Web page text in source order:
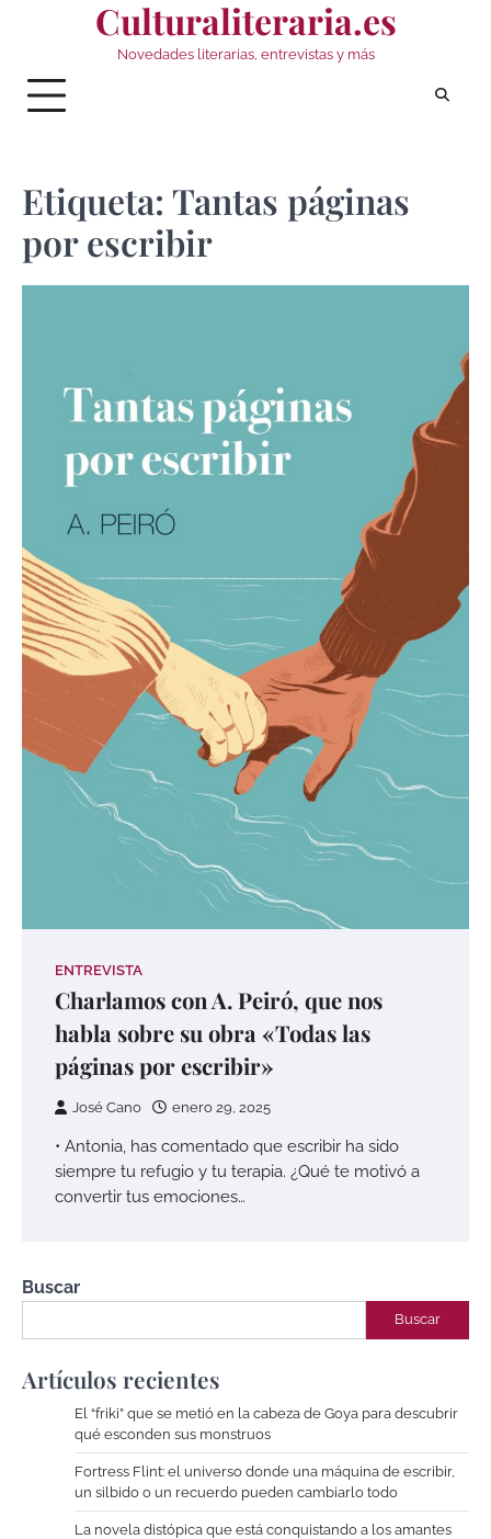
Culturaliteraria.es
Novedades literarias, entrevistas y más
Etiqueta: Tantas páginas
por escribir
ENTREVISTA
Charlamos con A. Peiró, que nos
habla sobre su obra «Todas las
páginas por escribir»
José Cano enero 29, 2025
• Antonia, has comentado que escribir ha sido
siempre tu refugio y tu terapia. ¿Qué te motivó a
convertir tus emociones…
Buscar
Buscar
Artículos recientes
El “friki” que se metió en la cabeza de Goya para descubrir
qué esconden sus monstruos
Fortress Flint: el universo donde una máquina de escribir,
un silbido o un recuerdo pueden cambiarlo todo
La novela distópica que está conquistando a los amantes